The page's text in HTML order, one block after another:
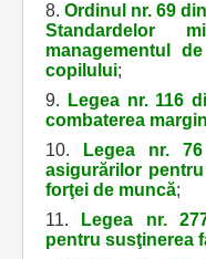
8. Ordinul nr. 69
Standardelor
managementul
copilului;
9.
Legea nr. 116
combaterea
10.
Legea nr.
asigurărilor
forţei de muncă;
11.
Legea nr.
pentru susţinerea